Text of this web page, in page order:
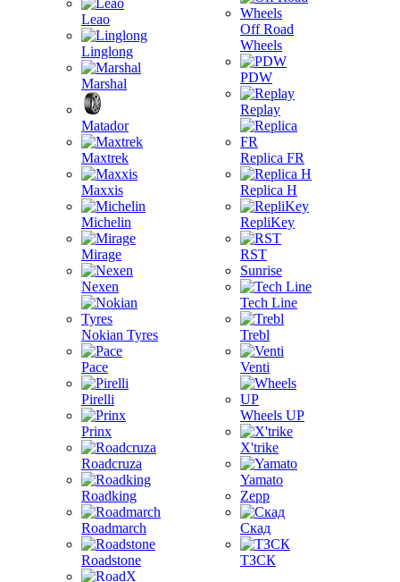
Leao
Linglong
Marshal
Matador
Maxtrek
Maxxis
Michelin
Mirage
Nexen
Nokian Tyres
Pace
Pirelli
Prinx
Roadcruza
Roadking
Roadmarch
Roadstone
Off Road
Wheels
PDW
Replay
Replica FR
Replica H
RepliKey
RST
Sunrise
Tech Line
Trebl
Venti
Wheels UP
X'trike
Yamato
Zepp
Скад
ТЗСК